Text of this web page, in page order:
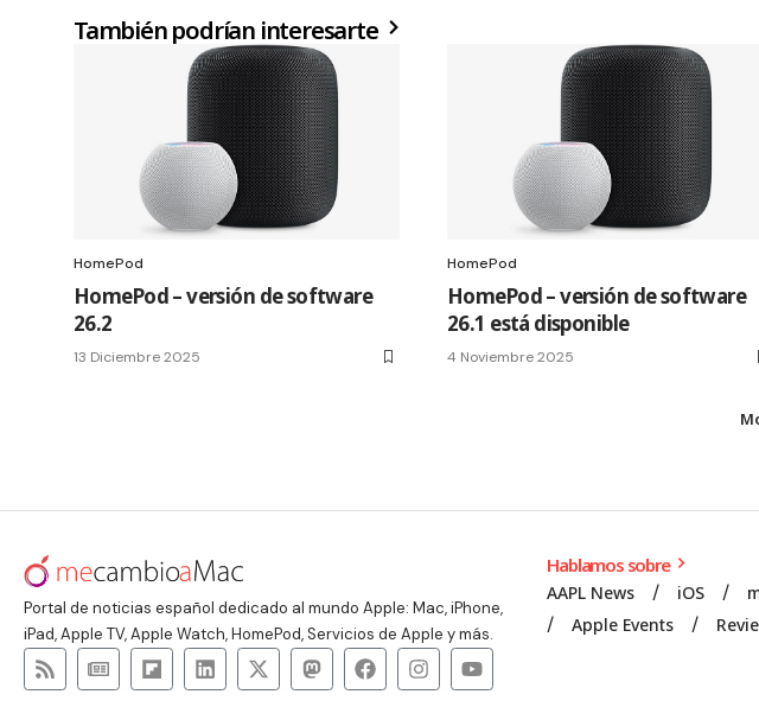
También podrían interesarte
HomePod
HomePod – versión de software
26.2
13 Diciembre 2025
HomePod
HomePod – versión de software
26.1 está disponible
4 Noviembre 2025
Portal de noticias español dedicado al mundo Apple: Mac, iPhone,
iPad, Apple TV, Apple Watch, HomePod, Servicios de Apple y más.
Hablamos sobre
AAPL News iOS
Apple Events